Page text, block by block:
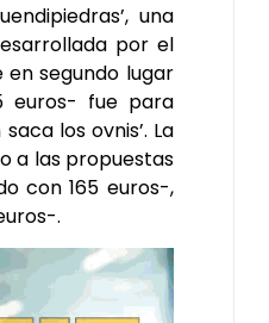
una
por el
segundo lugar
euros- fue para
los ovnis’. La
a las propuestas
con 165 euros-,
.